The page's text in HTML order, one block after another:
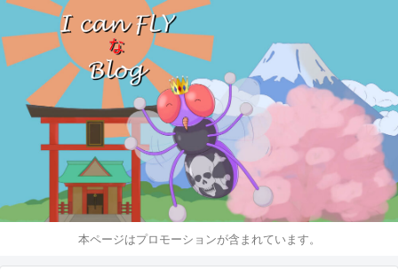
本ページはプロモーションが含まれています。